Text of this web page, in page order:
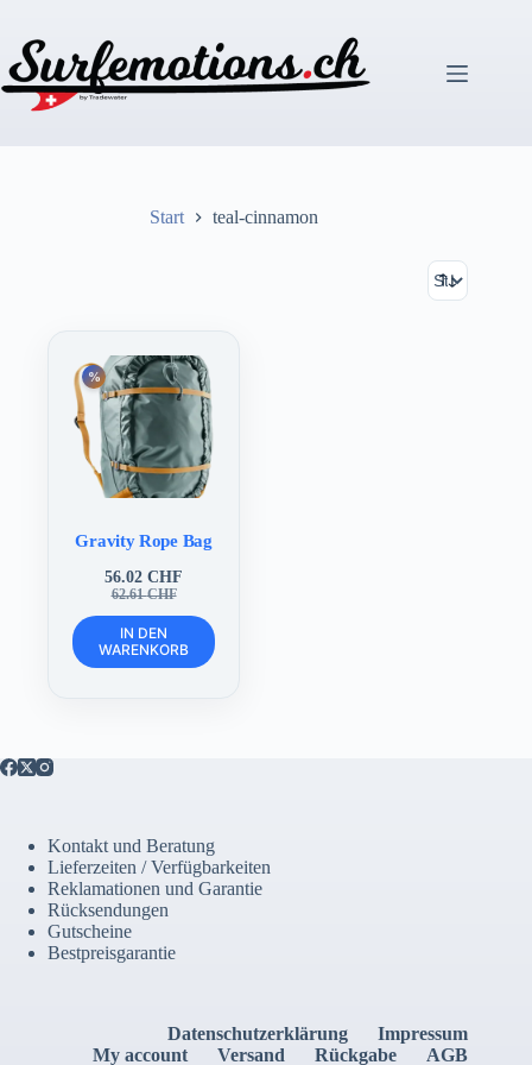
springen
Start teal-cinnamon
Gravity Rope Bag
62.61CHF
Ursprünglicher
Preis
war:
62.61 CHF
56.02CHF
Aktueller
Preis
ist:
56.02 CHF.
IN DEN
WARENKORB
Kontakt und Beratung
Lieferzeiten / Verfügbarkeiten
Reklamationen und Garantie
Rücksendungen
Gutscheine
Bestpreisgarantie
Datenschutzerklärung
Impressum
My account
Versand Rückgabe AGB